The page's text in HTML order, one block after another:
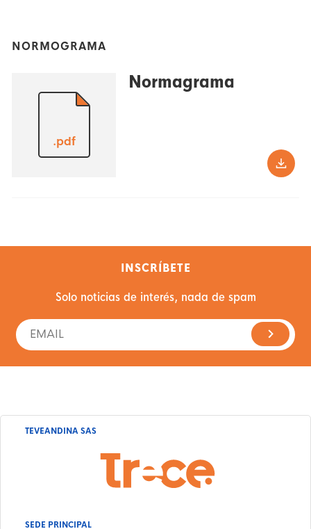
NORMOGRAMA
.pdf
Normagrama
INSCRÍBETE
Solo noticias de interés, nada de spam
TEVEANDINA SAS
SEDE PRINCIPAL